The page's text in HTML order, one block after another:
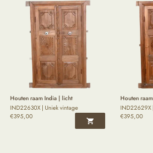
Houten raam India | licht
IND22630X | Uniek vintage
€395,00
Houten
IND22629X
€395,00